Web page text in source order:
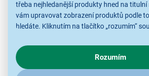
třeba nejhledanější produkty hned na titulní
vám upravovat zobrazení produktů podle
hledáte. Kliknutím na tlačítko „rozumím“
chování na webu pro zobrazení cílených
zajímají detaily, jak u nás s cookies a dalšími
kliknětesem.
Rozumím